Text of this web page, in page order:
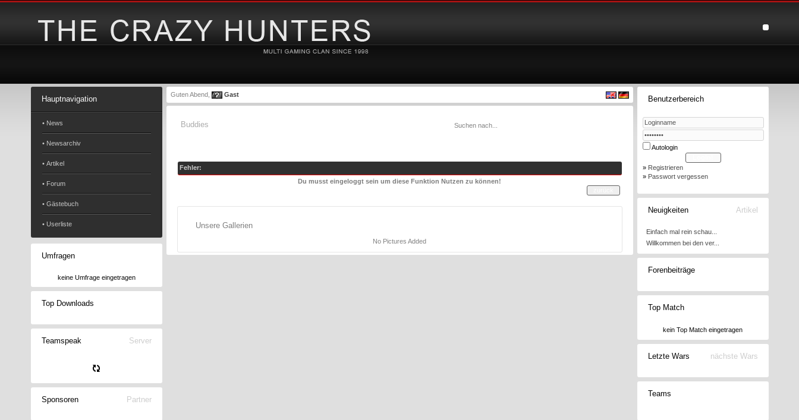
Hauptnavigation
• News
• Newsarchiv
• Artikel
• Forum
• Gästebuch
• Userliste
Umfragen
keine Umfrage eingetragen
Top Downloads
Teamspeak Server
Sponsoren Partner
Guten Abend, Gast
Buddies
Fehler:
Du musst eingeloggt sein um diese Funktion Nutzen zu können!
Unsere Gallerien
No Pictures Added
Benutzerbereich
Autologin
» Registrieren
» Passwort vergessen
Neuigkeiten Artikel
Einfach mal rein schau...
Willkommen bei den ver...
Forenbeiträge
Top Match
kein Top Match eingetragen
Letzte Wars nächste Wars
Teams